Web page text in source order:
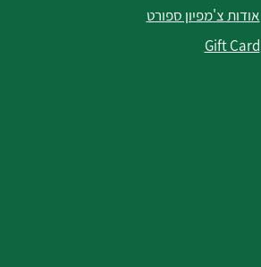
אודות צ'מפיון ספורט
Gift Card